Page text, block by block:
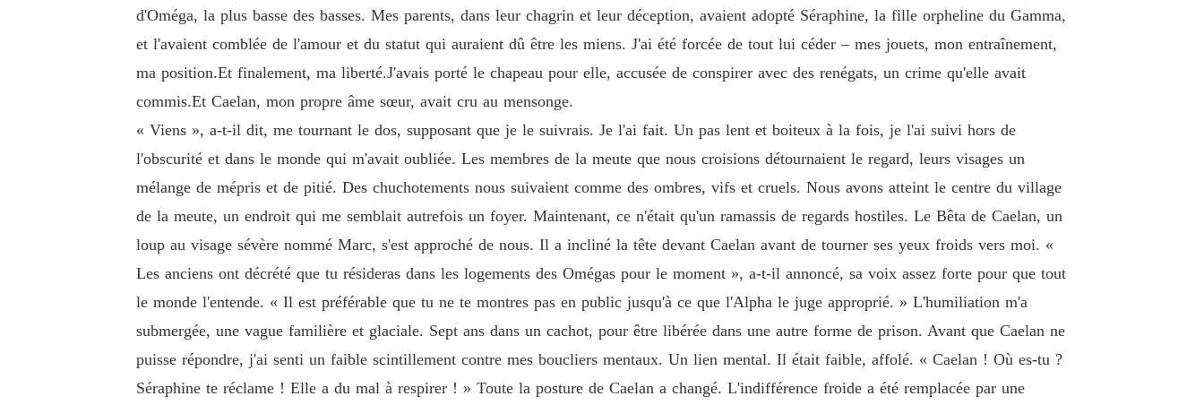
d'Oméga, la plus basse des basses. Mes parents, dans leur chagrin et leur déception, avaient adopté Séraphine, la fille orpheline du Gamma,
et l'avaient comblée de l'amour et du statut qui auraient dû être les miens. J'ai été forcée de tout lui céder – mes jouets, mon entraînement,
ma position.Et finalement, ma liberté.J'avais porté le chapeau pour elle, accusée de conspirer avec des renégats, un crime qu'elle avait
commis.Et Caelan, mon propre âme sœur, avait cru au mensonge.
« Viens », a-t-il dit, me tournant le dos, supposant que je le suivrais. Je l'ai fait. Un pas lent et boiteux à la fois, je l'ai suivi hors de
l'obscurité et dans le monde qui m'avait oubliée. Les membres de la meute que nous croisions détournaient le regard, leurs visages un
mélange de mépris et de pitié. Des chuchotements nous suivaient comme des ombres, vifs et cruels. Nous avons atteint le centre du village
de la meute, un endroit qui me semblait autrefois un foyer. Maintenant, ce n'était qu'un ramassis de regards hostiles. Le Bêta de Caelan, un
loup au visage sévère nommé Marc, s'est approché de nous. Il a incliné la tête devant Caelan avant de tourner ses yeux froids vers moi. «
Les anciens ont décrété que tu résideras dans les logements des Omégas pour le moment », a-t-il annoncé, sa voix assez forte pour que tout
le monde l'entende. « Il est préférable que tu ne te montres pas en public jusqu'à ce que l'Alpha le juge approprié. » L'humiliation m'a
submergée, une vague familière et glaciale. Sept ans dans un cachot, pour être libérée dans une autre forme de prison. Avant que Caelan ne
puisse répondre, j'ai senti un faible scintillement contre mes boucliers mentaux. Un lien mental. Il était faible, affolé. « Caelan ! Où es-tu ?
Séraphine te réclame ! Elle a du mal à respirer ! » Toute la posture de Caelan a changé. L'indifférence froide a été remplacée par une
Exilée par mon compagnon, couronnée par les vauriens
Chapitre 26
10/09/2025
Exilée par mon compagnon, couronnée par les vauriens
Exilée par mon compagnon, couronnée par les vauriens
Chapitre 28
Exilée par mon compagnon, couronnée par les vauriens
Chapitre 29
10/09/2025